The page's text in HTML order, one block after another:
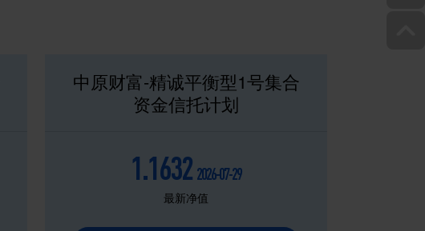
中原财富-精诚平衡型1号集合
资金信托计划
1.1632 2026-07-29
最新净值